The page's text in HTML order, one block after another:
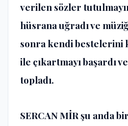
verilen sözler
hüsrana uğradı ve
sonra kendi bestelerini
ile çıkartmayı başardı
topladı.
SERCAN MİR şu anda